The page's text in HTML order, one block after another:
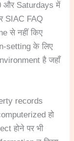
और Saturdays में
SIAC FAQ
से नहीं किए
setting के लिए
है जहाँ
records
हो
होने पर भी